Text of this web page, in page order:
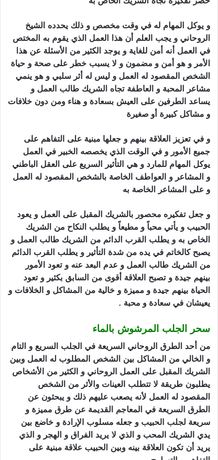
و يوكل المهام له في وقت مخصص و ذلك يحدده الشيخ
الروحاني و يجب العلم أن هذا العمل الذي يقوم به المختص
في العمل أنه أمن للغاية و يوجد الكثير من الأسئلة عن هذا
الأمر و هو أمن و مضمون و لا يسبب خطر على صحة و حياة
الشخص المقصود له العمل و ليس له أثر سلبي و هو ينمي
مشاعر المحبة و العاطفة تجاه الشريك طالب العمل و
يساعد الطرفين على العيش بسعادة و هناء ومن دون خلافات
و مشاكل كبيرة أو صغيرة
و في تعزيز العلاقة بينهم و جعلها مبنية على التفاهم على
جميع الأمور و في الوقت الذي يخصصه الخبير في العمل
يوكل المهام للمارد و هي التأثير السريع على العقل الباطني
و المشاعر و العواطف الخاصة بالشخص المقصود له العمل
و على المشاعر الخاصة به
و جعل تفكيره محصور بالشريك المقبل على العمل و يعود
الحبيب و يأتي محباً و مطيعاً و يطلب النكاح من الشريك
الخاص به و يطلب القرب الدائم من الشريك طالب العمل و
يصبح كالخاتم في يده من شدة التأثير و يطلب القرب الدائم
من الشريك طالب العمل و عدم البعد عنه و تعود الأمور
بينهم جيدة و تصبح العلاقة أقوى من السابق بكثير و تعود
الحياة بينهم جيدة و مميزة و خالية من المشاكل و الخلافات و
يعيشان في سعادة و محبة .
سحر الجلب المرشوش بالماء
من أحد الطرق الروحاني السريعة في الجلب السريع و التام
و الخالي من المشاكل بين الشخص المطلوب له العمل وبين
الشريك المقبل على العمل الروحاني و الكثير من الأشخاص
يطلبون طريقة لا تتطلب العينات والأثر من الشخص
المقصود له العمل لأنه يصعب عليهم ذلك و يبحثون عن
الطرق السريعة في المعاجم القديمة عن طرق مميزة و
سريعة لجلب الحبيب و جعله مسلوب الإرادة و خاضع بين
يدي الشريك المحب و الذي لا يريد الفراق و الهجر و الذي
يريد أن تكون العلاقة بينه وبين الحبيب علاقة مبنية على